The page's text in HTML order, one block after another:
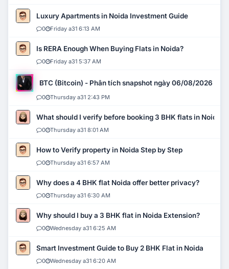
Luxury Apartments in Noida Investment Guide
0 Friday a31 6:13 AM
Is RERA Enough When Buying Flats in Noida?
0 Friday a31 5:37 AM
BTC (Bitcoin) - Phân tích snapshot ngày 06/08/2026
0 Thursday a31 2:43 PM
What should I verify before booking 3 BHK flats in Noida?
0 Thursday a31 8:01 AM
How to Verify property in Noida Step by Step
0 Thursday a31 6:57 AM
Why does a 4 BHK flat Noida offer better privacy?
0 Thursday a31 6:30 AM
Why should I buy a 3 BHK flat in Noida Extension?
0 Wednesday a31 6:25 AM
Smart Investment Guide to Buy 2 BHK Flat in Noida
0 Wednesday a31 6:20 AM